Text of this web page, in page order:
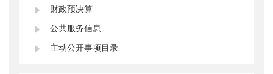
财政预决算
公共服务信息
主动公开事项目录